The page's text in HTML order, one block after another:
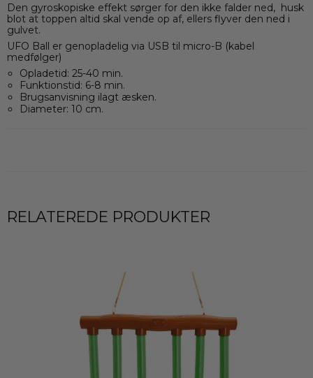
Den gyroskopiske effekt sørger for den ikke falder ned, husk
blot at toppen altid skal vende op af, ellers flyver den ned i
gulvet.
UFO Ball er genopladelig via USB til micro-B (kabel
medfølger)
Opladetid: 25-40 min.
Funktionstid: 6-8 min.
Brugsanvisning ilagt æsken.
Diameter: 10 cm.
RELATEREDE PRODUKTER